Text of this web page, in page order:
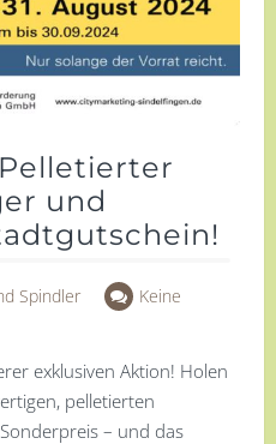
und
Spindler
Keine
exklusiven Aktion! Holen
pelletierten
– und das